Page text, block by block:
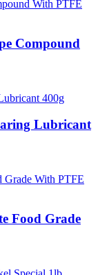
Compound
Lubricant
Food Grade